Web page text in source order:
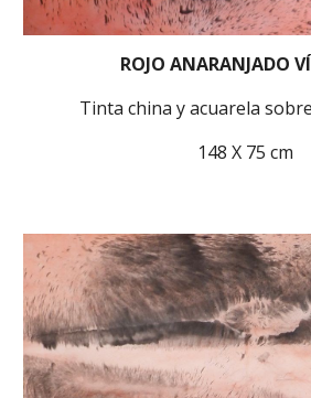
ROJO ANARANJADO
Tinta china y acuarela
148 X 75 cm